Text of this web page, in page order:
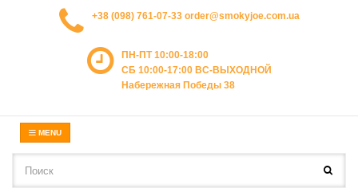
+38 (098) 761-07-33 order@smokyjoe.com.ua
ПН-ПТ 10:00-18:00
СБ 10:00-17:00 ВС-ВЫХОДНОЙ
Набережная Победы 38
MENU